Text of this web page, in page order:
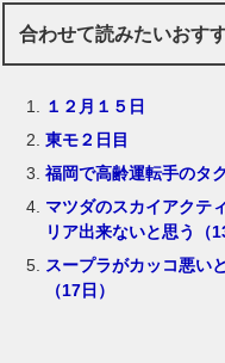
合わせて読みたいおす
１２月１５日
東モ２日目
福岡で高齢運転手のタ
マツダのスカイアクテ
リア出来ないと思う（
スープラがカッコ悪い
（17日）